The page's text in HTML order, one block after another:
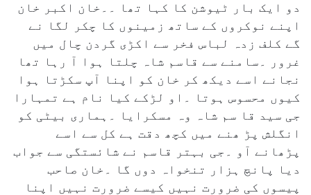
دو ایک بار ٹیوشن کا کہا تھا ۔۔خان اکبر خان
اپنے نوکروں کے ساتھ زمینوں کا چکر لگا نے
گے کلف زدہ لباس فخر سے اکڑی گردن چال میں
غرور ۔سامنے سے قاسم شاہ چلتا ہوا آ رہا تھا
نجانے اسے دیکھ کر خان کو اپنا آپ سکڑتا ہوا
کیوں محسوس ہوتا ۔او لڑکے کیا نام ہے تمہارا
جی سید قا سم شاہ وہ مسکرایا ۔ہماری بیٹی کو
انگلش پڑ ھنے میں کچھ دقت ہے کل سے اسے
پڑھانے آو ۔جی بہتر قاسم نے شائستگی سے جواب
دیا پانچ ہزار تنخواہ دوں گا ۔خان صاحب
پیسوں کی ضرورت نہیں کیسے ضرورت نہیں اپنا